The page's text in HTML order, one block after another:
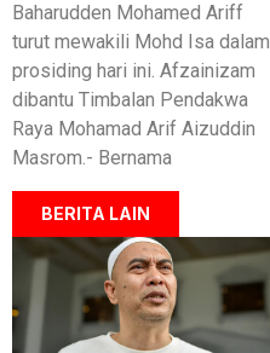
Baharudden Mohamed Ariff
turut mewakili Mohd Isa dalam
prosiding hari ini. Afzainizam
dibantu Timbalan Pendakwa
Raya Mohamad Arif Aizuddin
Masrom.- Bernama
BERITA LAIN